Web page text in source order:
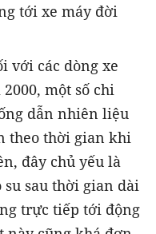
tới xe máy đời
với các dòng xe
một số chi
dẫn nhiên liệu
theo thời gian khi
đây chủ yếu là
sau thời gian dài
trực tiếp tới động